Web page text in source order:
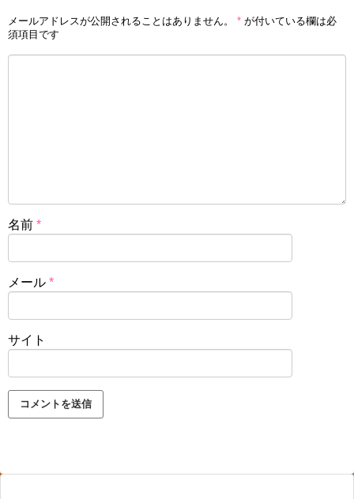
メールアドレスが公開されることはありません。 * が付いている欄は必
須項目です
名前 *
メール *
サイト